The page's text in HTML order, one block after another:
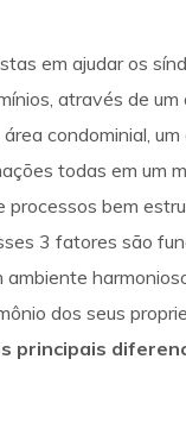
em ajudar os
através de
condominial,
todas em um
processos bem
3 fatores são
ambiente
dos seus
principais